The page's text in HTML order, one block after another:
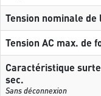
Tension nominale de
Tension AC max. de
Caractéristique
sec.
Sans déconnexion